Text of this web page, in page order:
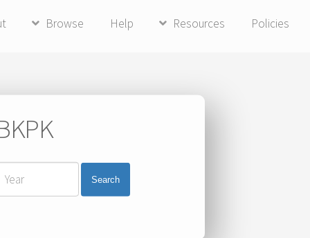
Browse Help Resources Policies
Search